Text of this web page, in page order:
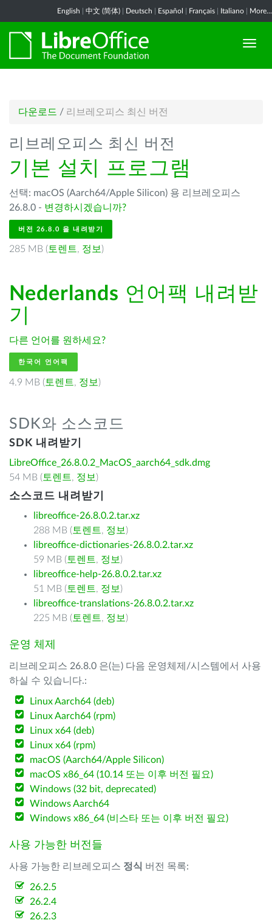
English 中文 (简体) Deutsch Español Français Italiano More...
다운로드 / 리브레오피스 최신 버전
리브레오피스 최신 버전
기본 설치 프로그램
선택: macOS (Aarch64/Apple Silicon) 용 리브레오피스
26.8.0 - 변경하시겠습니까?
버전 26.8.0 을 내려받기
285 MB ( 토렌트, 정보 )
Nederlands 언어팩 내려받
기
다른 언어를 원하세요?
한국어 언어팩
4.9 MB ( 토렌트, 정보 )
SDK와 소스코드
SDK 내려받기
LibreOffice_26.8.0.2_MacOS_aarch64_sdk.dmg
54 MB ( 토렌트, 정보 )
소스코드 내려받기
libreoffice-26.8.0.2.tar.xz
288 MB ( 토렌트, 정보 )
libreoffice-dictionaries-26.8.0.2.tar.xz
59 MB ( 토렌트, 정보 )
libreoffice-help-26.8.0.2.tar.xz
51 MB ( 토렌트, 정보 )
libreoffice-translations-26.8.0.2.tar.xz
225 MB ( 토렌트, 정보 )
운영 체제
리브레오피스 26.8.0 은(는) 다음 운영체제/시스템에서 사용
하실 수 있습니다.:
Linux Aarch64 (deb)
Linux Aarch64 (rpm)
Linux x64 (deb)
Linux x64 (rpm)
macOS (Aarch64/Apple Silicon)
macOS x86_64 (10.14 또는 이후 버전 필요)
Windows (32 bit, deprecated)
Windows Aarch64
Windows x86_64 (비스타 또는 이후 버전 필요)
사용 가능한 버전들
사용 가능한 리브레오피스 정식 버전 목록:
26.2.5
26.2.4
26.2.3